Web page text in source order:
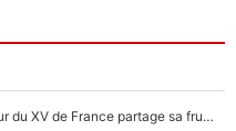
Mis de côté par Fabien Galthié, un joueur du XV de France partage sa frustration : «ils ne me l’ont pas dit tout de suite»